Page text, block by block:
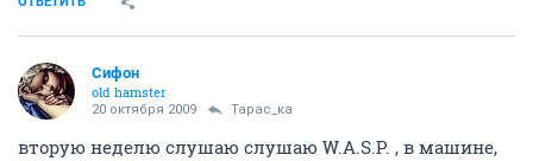
Сифон
old hamster
20 октября 2009 Тарас_ка
вторую неделю слушаю слушаю W.A.S.P. , в машине,